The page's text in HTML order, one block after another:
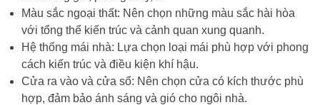
Màu sắc ngoại thất: Nên chọn những màu sắc hài hòa
với tổng thể kiến trúc và cảnh quan xung quanh.
Hệ thống mái nhà: Lựa chọn loại mái phù hợp với phong
cách kiến trúc và điều kiện khí hậu.
Cửa ra vào và cửa sổ: Nên chọn cửa có kích thước phù
hợp, đảm bảo ánh sáng và gió cho ngôi nhà.